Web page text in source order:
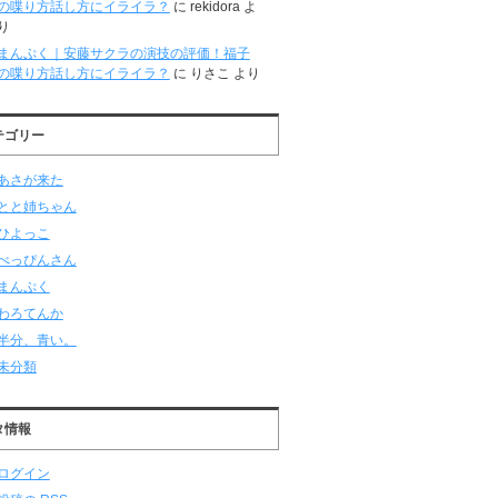
喋り方話し方にイライラ？ に rekidora よ
んぷく｜安藤サクラの演技の評価！福子
喋り方話し方にイライラ？ に りさこ より
ゴリー
さが来た
と姉ちゃん
よっこ
っぴんさん
んぷく
ろてんか
分、青い。
分類
情報
グイン